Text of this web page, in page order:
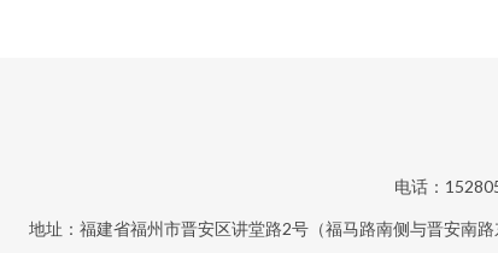
电话：
地址：福建省福州市晋安区讲堂路2号（福马路南侧与晋安南